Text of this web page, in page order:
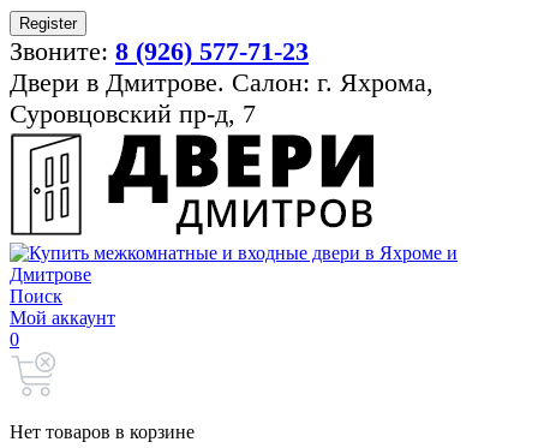
Register
Звоните: 8 (926) 577-71-23
Двери в Дмитрове. Салон: г. Яхрома,
Суровцовский пр-д, 7
Поиск
Мой аккаунт
0
Нет товаров в корзине